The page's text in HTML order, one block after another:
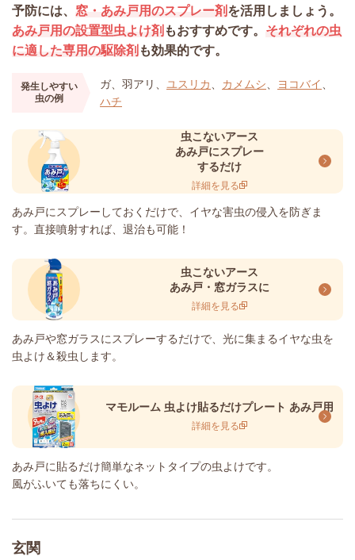
予防には、 窓・あみ戸用のスプレー剤 を活用しましょう。
あみ戸用の設置型虫よけ剤 もおすすめです。 それぞれの虫
に適した専用の駆除剤 も効果的です。
発生しやすい
虫の例
ガ、羽アリ、 ユスリカ カメムシ ヨコバイ
ハチ
虫こないアース
あみ戸にスプレー
するだけ
詳細を見る
あみ戸にスプレーしておくだけで、イヤな害虫の侵入を防ぎま
す。直接噴射すれば、退治も可能！
虫こないアース
あみ戸・窓ガラスに
詳細を見る
あみ戸や窓ガラスにスプレーするだけで、光に集まるイヤな虫を
虫よけ＆殺虫します。
マモルーム 虫よけ貼るだけプレート あみ戸用
詳細を見る
あみ戸に貼るだけ簡単なネットタイプの虫よけです。
風がふいても落ちにくい。
玄関